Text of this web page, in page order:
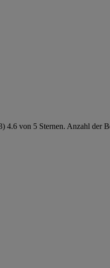
4.6 von 5 Sternen. Anzahl der